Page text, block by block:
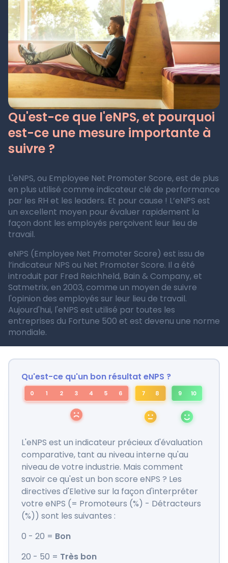
Qu'est-ce que l'eNPS, et pourquoi
est-ce une mesure importante à
suivre ?
L'eNPS, ou Employee Net Promoter Score, est de plus
en plus utilisé comme indicateur clé de performance
par les RH et les leaders. Et pour cause ! L’eNPS est
un excellent moyen pour évaluer rapidement la
façon dont les employés perçoivent leur lieu de
travail.
eNPS (Employee Net Promoter Score) est issu de
l’indicateur NPS ou Net Promoter Score. Il a été
introduit par Fred Reichheld, Bain & Company, et
Satmetrix, en 2003, comme un moyen de suivre
l'opinion des employés sur leur lieu de travail.
Aujourd'hui, l'eNPS est utilisé par toutes les
entreprises du Fortune 500 et est devenu une norme
mondiale.
Qu'est-ce qu'un bon résultat eNPS ?
L'eNPS est un indicateur précieux d'évaluation
comparative, tant au niveau interne qu'au
niveau de votre industrie. Mais comment
savoir ce qu'est un bon score eNPS ? Les
directives d'Eletive sur la façon d'interpréter
votre eNPS (= Promoteurs (%) - Détracteurs
(%)) sont les suivantes :
0 - 20 = Bon
20 - 50 = Très bon